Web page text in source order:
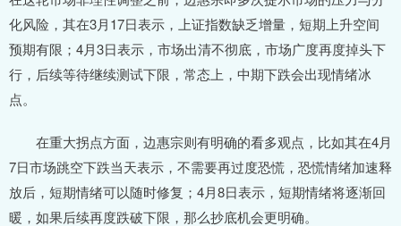
化风险，其在3月17日表示，上证指数缺乏增量，短期上升空间
预期有限；4月3日表示，市场出清不彻底，市场广度再度掉头下
行，后续等待继续测试下限，常态上，中期下跌会出现情绪冰
点。
在重大拐点方面，边惠宗则有明确的看多观点，比如其在4月
7日市场跳空下跌当天表示，不需要再过度恐慌，恐慌情绪加速释
放后，短期情绪可以随时修复；4月8日表示，短期情绪将逐渐回
暖，如果后续再度跌破下限，那么抄底机会更明确。